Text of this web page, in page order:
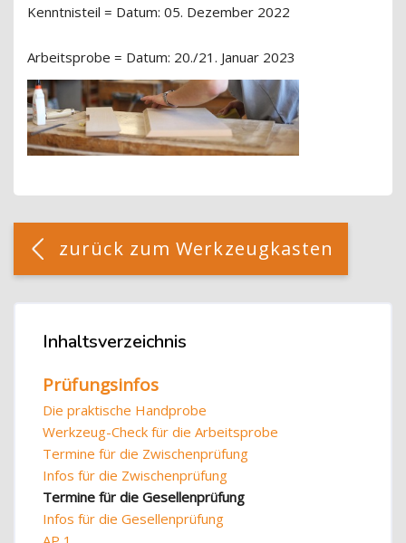
Kenntnisteil = Datum: 05. Dezember 2022
Arbeitsprobe = Datum: 20./21. Januar 2023
Blöcke
[Cocoon] Custom HTML überspringen
zurück zum Werkzeugkasten
Inhaltsverzeichnis überspringen
Inhaltsverzeichnis
Prüfungsinfos
Die praktische Handprobe
Werkzeug-Check für die Arbeitsprobe
Termine für die Zwischenprüfung
Infos für die Zwischenprüfung
Termine für die Gesellenprüfung
Infos für die Gesellenprüfung